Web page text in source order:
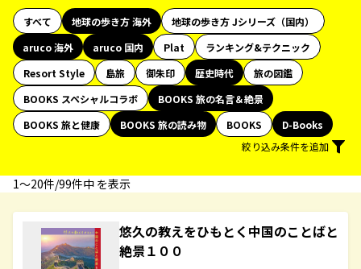
すべて 地球の歩き方 海外
地球の歩き方 Jシリーズ（国内）
aruco 海外
aruco 国内 Plat
ランキング&テクニック
Resort Style
島旅 御朱印 歴史時代
旅の図鑑
BOOKS スペシャルコラボ
BOOKS 旅の名言＆絶景
BOOKS 旅と健康
BOOKS 旅の読み物 BOOKS
D-Books
絞り込み条件を追加
1〜20件/99件中 を表示
悠久の教えをひもとく中国のことばと
絶景１００